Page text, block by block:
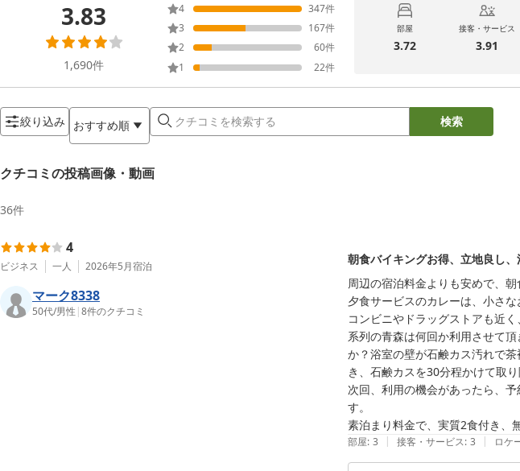
3.83
1,690件
4
347件
3
167件
2
60件
1
22件
部屋
3.72
接客・サービス
3.91
絞り込み おすすめ順 検索
クチコミの投稿画像・動画
36件
4
ビジネス 一人 2026年5月宿泊
マーク8338
50代/男性 |8件のクチコミ
朝食バイキングお得、立地良し、
周辺の宿泊料金よりも安めで、朝
夕食サービスのカレーは、小さ
コンビニやドラッグストアも近
系列の青森は何回か利用させて
か？浴室の壁が石鹸カス汚れで
き、石鹸カスを30分程かけて取り
次回、利用の機会があったら、
す。
素泊まり料金で、実質2食付き、
部屋: 3 | 接客・サービス: 3 | ロケ